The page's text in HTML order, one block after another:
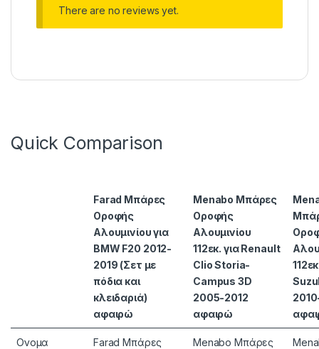
There are no reviews yet.
Quick Comparison
Farad Μπάρες
Οροφής
Αλουμινίου για
BMW F20 2012-
2019 (Σετ με
πόδια και
κλειδαριά)
αφαιρώ
Menabo Μπάρες
Οροφής
Αλουμινίου
112εκ. για Renault
Clio Storia-
Campus 3D
2005-2012
αφαιρώ
Ονομα
Farad Μπάρες
Menabo Μπάρες